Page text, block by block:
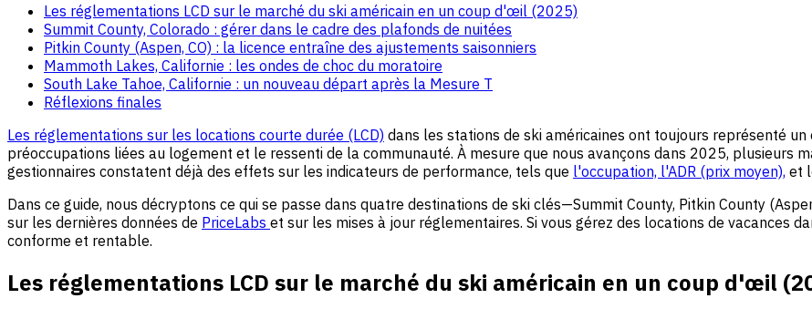
Les réglementations LCD sur le marché du ski américain en un coup d'œil (2025)
Summit County, Colorado : gérer dans le cadre des plafonds de nuitées
Pitkin County (Aspen, CO) : la licence entraîne des ajustements saisonniers
Mammoth Lakes, Californie : les ondes de choc du moratoire
South Lake Tahoe, Californie : un nouveau départ après la Mesure T
Réflexions finales
Les réglementations sur les locations courte durée (LCD) dans les stations de ski américaines ont toujours représenté
préoccupations liées au logement et le ressenti de la communauté. À mesure que nous avançons dans 2025, plusieurs
gestionnaires constatent déjà des effets sur les indicateurs de performance, tels que l'occupation, l'ADR (prix moyen), et
Dans ce guide, nous décryptons ce qui se passe dans quatre destinations de ski clés—Summit County, Pitkin County
sur les dernières données de PriceLabs et sur les mises à jour réglementaires. Si vous gérez des locations de vacances
conforme et rentable.
Les réglementations LCD sur le marché du ski américain en un coup d'œil